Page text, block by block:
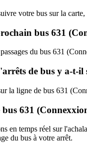
votre bus sur la
bus 631
du bus 631
de bus y a-t-
la ligne de bus 631
631
en temps réel sur
du bus à votre arrêt.